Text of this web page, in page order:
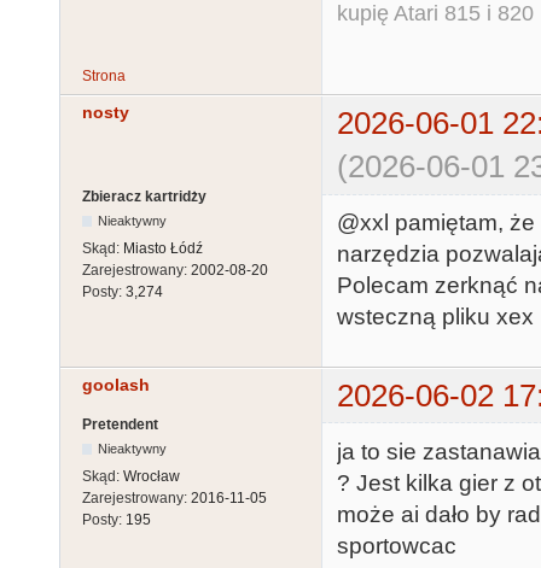
kupię Atari 815 i 820
Strona
nosty
2026-06-01
(2026-06-01
Zbieracz kartridży
Nieaktywny
Skąd: Miasto Łódź
Zarejestrowany: 2002-08-20
Posty: 3,274
@xxl pamiętam,
narzędzia
Polecam zerknąć
wsteczną pliku xex
goolash 2026-06-02
Pretendent
Nieaktywny
Skąd: Wrocław
Zarejestrowany: 2016-11-05
Posty: 195
ja to sie
? Jest kilka gier z
może ai dało by
sportowcac